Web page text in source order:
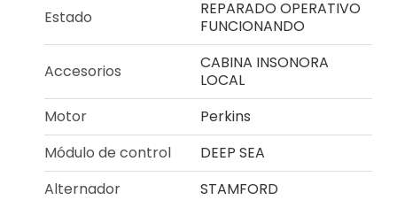
Estado
REPARADO OPERATIVO
FUNCIONANDO
Accesorios
CABINA INSONORA
LOCAL
Motor
Perkins
Módulo de control
DEEP SEA
Alternador
STAMFORD